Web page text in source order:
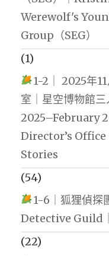
Werewolf's
Group（SEG）
(1)
1-2｜ 2025年
室｜星空博物館
2025–February
Director’s
Stories
(54)
1-6｜狐狸偵探
Detective Guild
(22)